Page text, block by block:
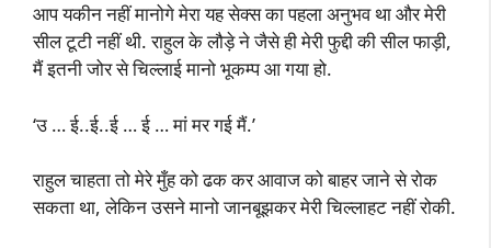
आप यकीन नहीं मानोगे मेरा यह सेक्स का पहला अनुभव था और मेरी
सील टूटी नहीं थी. राहुल के लौड़े ने जैसे ही मेरी फुद्दी की सील फाड़ी,
मैं इतनी जोर से चिल्लाई मानो भूकम्प आ गया हो.
‘उ … ई..ई..ई … ई … मां मर गई मैं.’
राहुल चाहता तो मेरे मुँह को ढक कर आवाज को बाहर जाने से रोक
सकता था, लेकिन उसने मानो जानबूझकर मेरी चिल्लाहट नहीं रोकी.